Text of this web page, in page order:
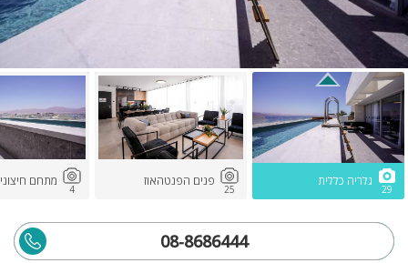
29
גלריה כללית
25
פנים הפנטהאוז
4
מתחם חיצוני
08-8686444